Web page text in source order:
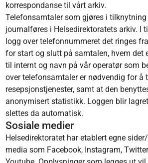
korrespondanse til vårt arkiv.
Telefonsamtaler som gjøres i tilknytning
journalføres i Helsedirektoratets arkiv. I
logg over telefonnummeret det ringes
for start og slutt på samtalen, hvem det
til internt og navn på vår operatør som
over telefonsamtaler er nødvendig for å
resepsjonstjenester, samt at den
anonymisert statistikk. Loggen blir
slettes da automatisk.
Sosiale medier
Helsedirektoratet har etablert egne
media som Facebook, Instagram,